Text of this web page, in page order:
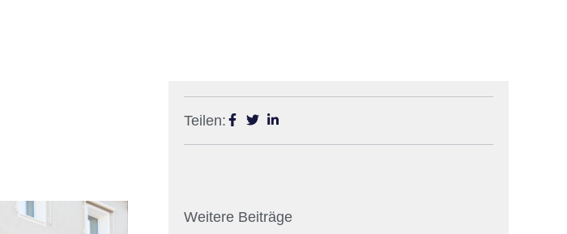
Teilen:
Weitere Beiträge